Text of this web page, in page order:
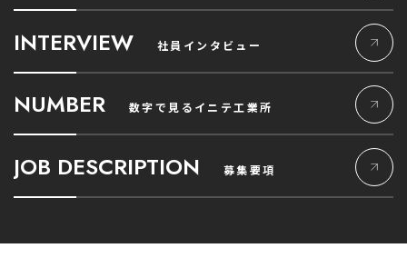
INTERVIEW 社員インタビュー
NUMBER 数字で見るイニテ工業所
JOB DESCRIPTION 募集要項